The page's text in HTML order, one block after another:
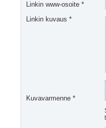
Linkin www-osoite *
Linkin kuvaus *
Kuvavarmenne *